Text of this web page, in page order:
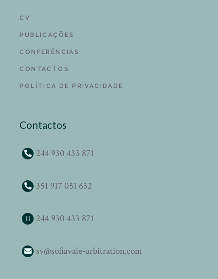
CV
PUBLICAÇÕES
CONFERÊNCIAS
CONTACTOS
POLÍTICA DE PRIVACIDADE
Contactos
244 930 433 871
351 917 051 632
244 930 433 871
sv@sofiavale-arbitration.com